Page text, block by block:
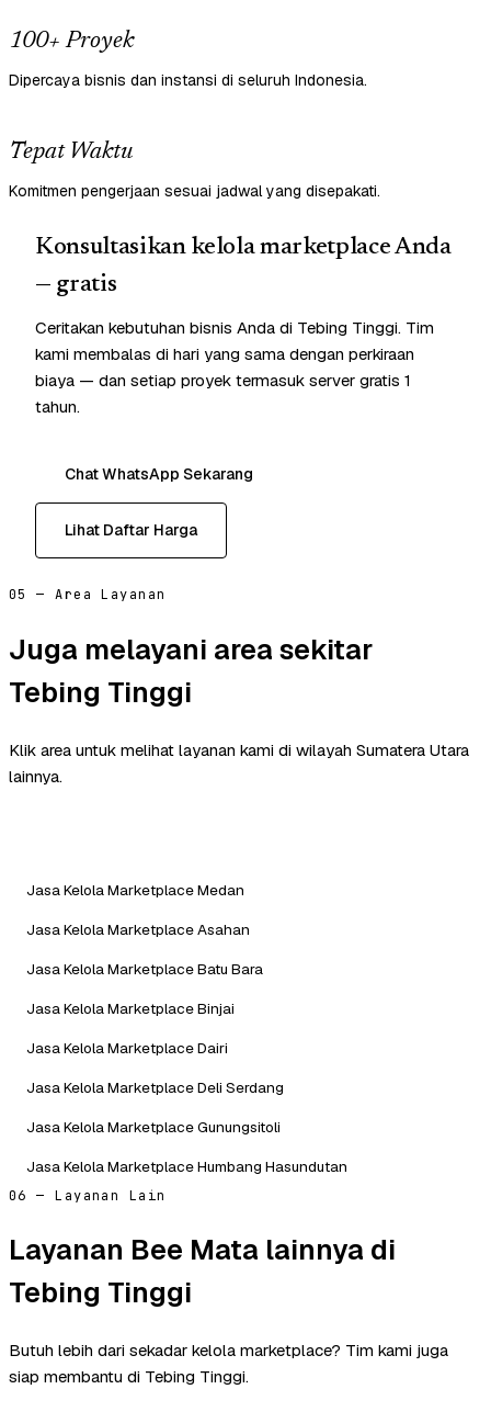
100+ Proyek
Dipercaya bisnis dan instansi di seluruh Indonesia.
Tepat Waktu
Komitmen pengerjaan sesuai jadwal yang disepakati.
Konsultasikan kelola marketplace Anda
— gratis
Ceritakan kebutuhan bisnis Anda di Tebing Tinggi. Tim
kami membalas di hari yang sama dengan perkiraan
biaya — dan setiap proyek termasuk server gratis 1
tahun.
Chat WhatsApp Sekarang
Lihat Daftar Harga
05 — Area Layanan
Juga melayani area sekitar
Tebing Tinggi
Klik area untuk melihat layanan kami di wilayah Sumatera Utara
lainnya.
Jasa Kelola Marketplace Medan
Jasa Kelola Marketplace Asahan
Jasa Kelola Marketplace Batu Bara
Jasa Kelola Marketplace Binjai
Jasa Kelola Marketplace Dairi
Jasa Kelola Marketplace Deli Serdang
Jasa Kelola Marketplace Gunungsitoli
Jasa Kelola Marketplace Humbang Hasundutan
06 — Layanan Lain
Layanan Bee Mata lainnya di
Tebing Tinggi
Butuh lebih dari sekadar kelola marketplace? Tim kami juga
siap membantu di Tebing Tinggi.